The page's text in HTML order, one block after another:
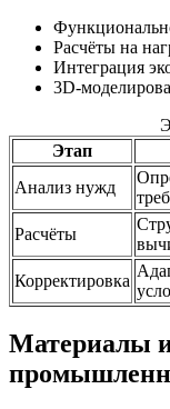
Расчёты на
Интеграция
3D-
Этап
Анализ нужд
Расчёты
Корректировка
Материалы